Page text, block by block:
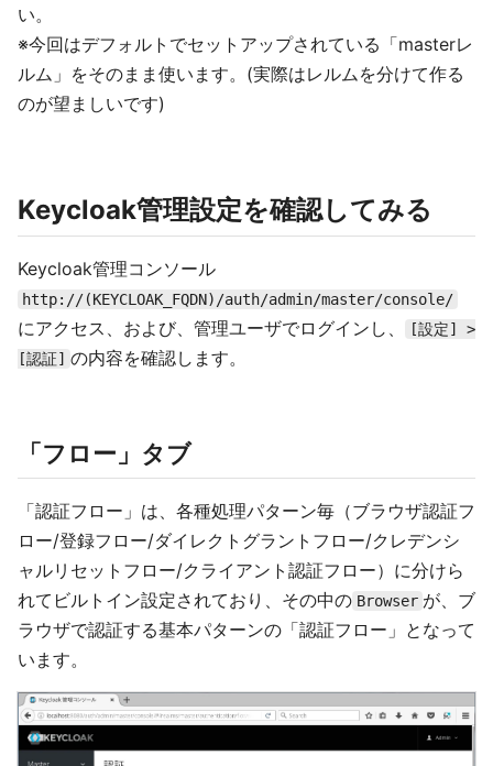
い。
※今回はデフォルトでセットアップされている「masterレ
ルム」をそのまま使います。(実際はレルムを分けて作る
のが望ましいです)
Keycloak管理設定を確認してみる
Keycloak管理コンソール
http://(KEYCLOAK_FQDN)/auth/admin/master/console/
にアクセス、および、管理ユーザでログインし、
[設定] >
[認証] の内容を確認します。
「フロー」タブ
「認証フロー」は、各種処理パターン毎（ブラウザ認証フ
ロー/登録フロー/ダイレクトグラントフロー/クレデンシ
ャルリセットフロー/クライアント認証フロー）に分けら
れてビルトイン設定されており、その中の Browser が、ブ
ラウザで認証する基本パターンの「認証フロー」となって
います。